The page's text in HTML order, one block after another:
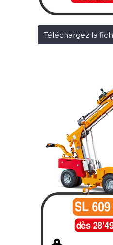
Téléchargez la